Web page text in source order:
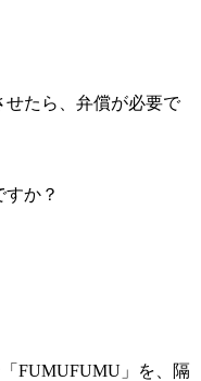
せたら、弁償が必要で
か？
FUMUFUMU」を、隔